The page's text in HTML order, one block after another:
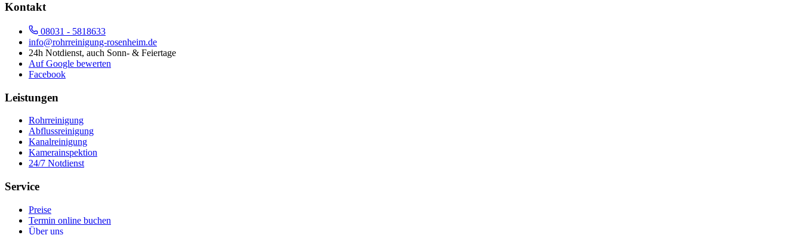
Kontakt
08031 - 5818633
info@rohrreinigung-rosenheim.de
24h Notdienst, auch Sonn- & Feiertage
Auf Google bewerten
Facebook
Leistungen
Rohrreinigung
Abflussreinigung
Kanalreinigung
Kamerainspektion
24/7 Notdienst
Service
Preise
Termin online buchen
Über uns